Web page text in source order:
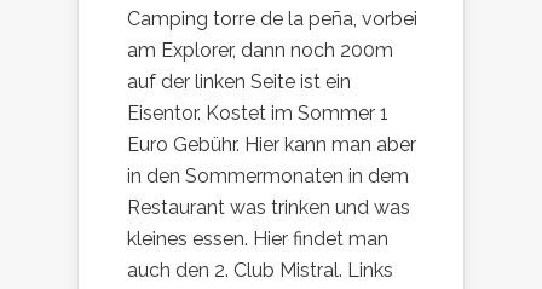
Camping torre de la peña, vorbei
am Explorer, dann noch 200m
auf der linken Seite ist ein
Eisentor. Kostet im Sommer 1
Euro Gebühr. Hier kann man aber
in den Sommermonaten in dem
Restaurant was trinken und was
kleines essen. Hier findet man
auch den 2. Club Mistral. Links